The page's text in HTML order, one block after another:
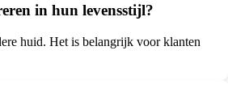
in hun levensstijl?
huid. Het is belangrijk voor klanten